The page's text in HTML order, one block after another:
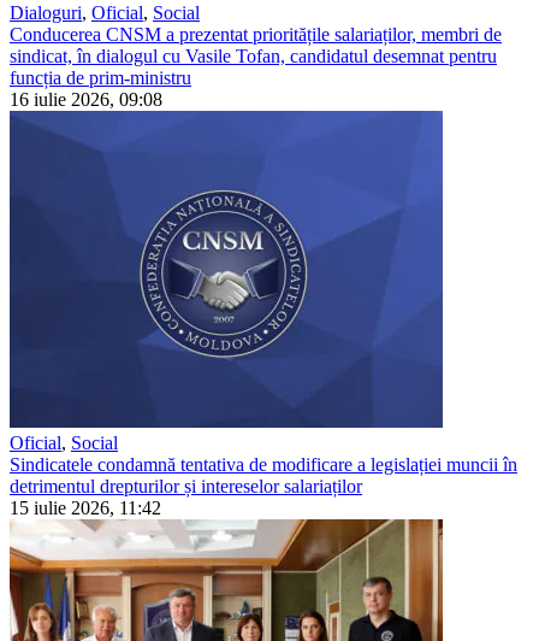
Dialoguri, Oficial, Social
Conducerea CNSM a prezentat prioritățile salariaților, membri de
sindicat, în dialogul cu Vasile Tofan, candidatul desemnat pentru
funcția de prim-ministru
16 iulie 2026, 09:08
Oficial, Social
Sindicatele condamnă tentativa de modificare a legislației muncii în
detrimentul drepturilor și intereselor salariaților
15 iulie 2026, 11:42